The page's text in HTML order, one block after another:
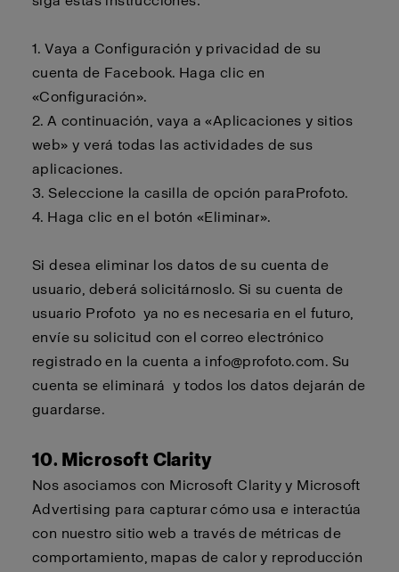
1. Vaya a Configuración y privacidad de su
cuenta de Facebook. Haga clic en
«Configuración».
2.A continuación, vaya a «Aplicaciones y sitios
web» y verá todas las actividades de sus
aplicaciones.
3. Seleccione la casilla de opción paraProfoto.
4. Haga clic en el botón «Eliminar».
Si desea eliminar los datos de su cuenta de
usuario, deberá solicitárnoslo. Si su cuenta de
usuario Profoto ya no es necesaria en el futuro,
envíe su solicitud con el correo electrónico
registrado en la cuenta a info@profoto.com. Su
cuenta seeliminará y todos los datos dejarán de
guardarse.
10. Microsoft Clarity
Nos asociamos con Microsoft Clarity y Microsoft
Advertising para capturar cómo usa e interactúa
con nuestro sitio web a través de métricas de
comportamiento, mapas de calor y reproducción